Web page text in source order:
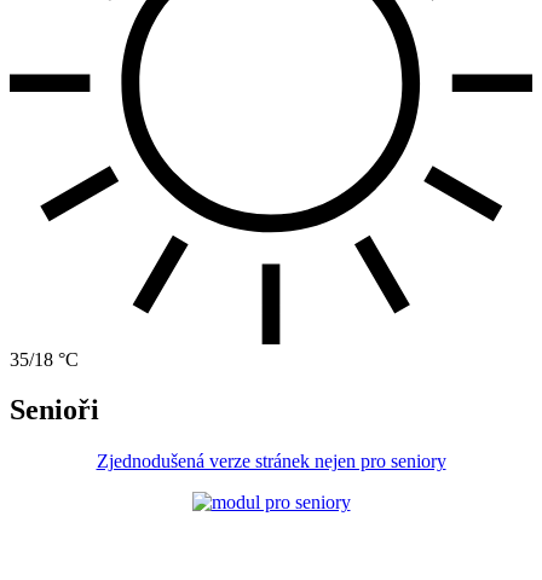
35/18 °C
Senioři
Zjednodušená verze stránek nejen pro seniory